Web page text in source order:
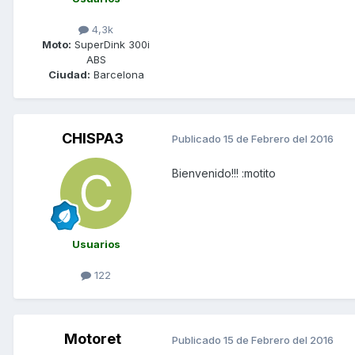
4,3k
Moto: SuperDink 300i
ABS
Ciudad: Barcelona
CHISPA3
Usuarios
122
Publicado 15 de Febrero del 2016
Bienvenido!!! :motito
Motoret Publicado 15 de Febrero del 2016